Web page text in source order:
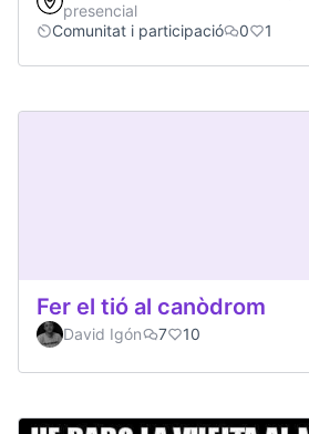
presencial
Comunitat i participació
0 1
Fer el tió al canòdrom
David Igón 7 10